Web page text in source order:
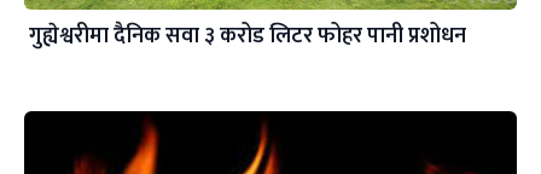
गुह्येश्वरीमा दैनिक सवा ३ करोड लिटर फोहर पानी प्रशोधन